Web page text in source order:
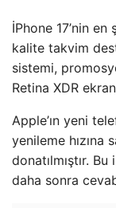
İPhone 17’nin
kalite takvim
sistemi,
Retina XDR
Apple’ın yeni
yenileme hızına
donatılmıştır.
daha sonra